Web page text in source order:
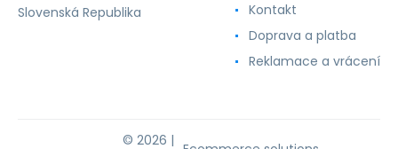
Slovenská Republika
Kontakt
Doprava a platba
Reklamace a vrácení
© 2026 |